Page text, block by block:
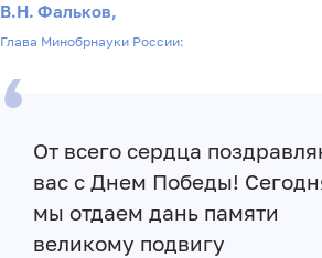
В.Н. Фальков,
Глава Минобрнауки России:
От всего сердца
вас c Днем Победы!
мы отдаем дань памяти
великому подвигу